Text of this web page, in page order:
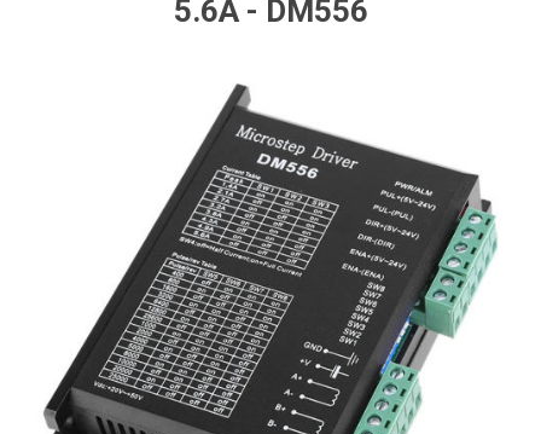
5.6A - DM556